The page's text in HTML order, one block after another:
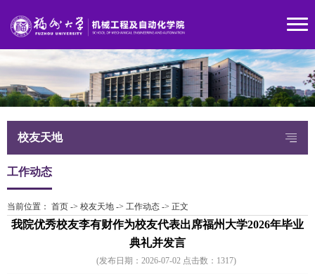
校友天地
工作动态
当前位置： 首页 -> 校友天地 -> 工作动态 -> 正文
我院优秀校友李有财作为校友代表出席福州大学2026年毕业
典礼并发言
(发布日期：2026-07-02 点击数： 1317)